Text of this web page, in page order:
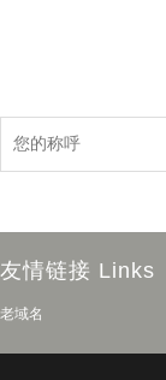
友情链接 Links
老域名